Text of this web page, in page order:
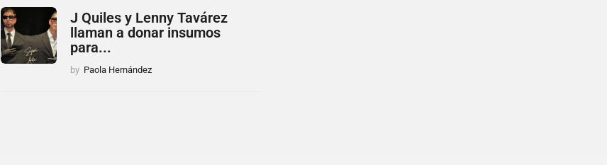
J Quiles y Lenny Tavárez
llaman a donar insumos
para...
by Paola Hernández